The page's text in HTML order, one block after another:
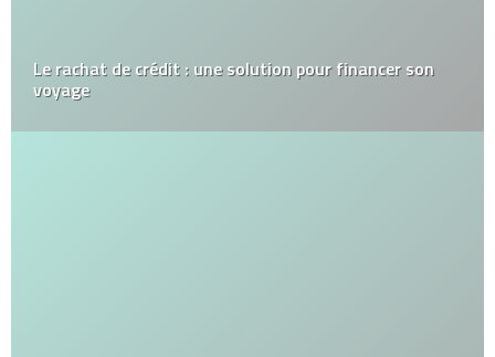
Le rachat de crédit : une solution pour financer son
voyage